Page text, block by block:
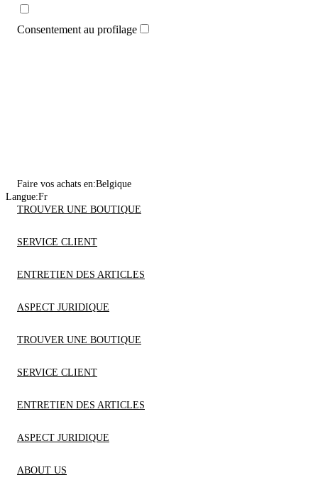
Consentement au profilage
Faire vos achats en:Belgique
Langue:Fr
TROUVER UNE BOUTIQUE
SERVICE CLIENT
ENTRETIEN DES ARTICLES
ASPECT JURIDIQUE
TROUVER UNE BOUTIQUE
SERVICE CLIENT
ENTRETIEN DES ARTICLES
ASPECT JURIDIQUE
ABOUT US